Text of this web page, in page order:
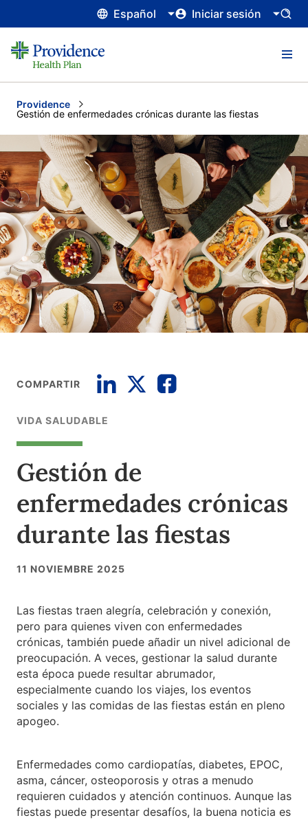
Español Iniciar sesión
Providence
Current:
Gestión de enfermedades crónicas durante las fiestas
COMPARTIR
VIDA SALUDABLE
Gestión de
enfermedades crónicas
durante las fiestas
11 NOVIEMBRE 2025
Las fiestas traen alegría, celebración y conexión,
pero para quienes viven con enfermedades
crónicas, también puede añadir un nivel adicional de
preocupación. A veces, gestionar la salud durante
esta época puede resultar abrumador,
especialmente cuando los viajes, los eventos
sociales y las comidas de las fiestas están en pleno
apogeo.
Enfermedades como cardiopatías, diabetes, EPOC,
asma, cáncer, osteoporosis y otras a menudo
requieren cuidados y atención continuos. Aunque las
fiestas puede presentar desafíos, la buena noticia es